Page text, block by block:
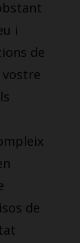
i
de
vostre
de